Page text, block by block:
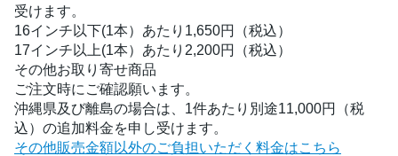
受けます。
16インチ以下(1本）あたり1,650円（税込）
17インチ以上(1本）あたり2,200円（税込）
その他お取り寄せ商品
ご注文時にご確認願います。
沖縄県及び離島の場合は、1件あたり別途11,000円（税
込）の追加料金を申し受けます。
その他販売金額以外のご負担いただく料金はこちら